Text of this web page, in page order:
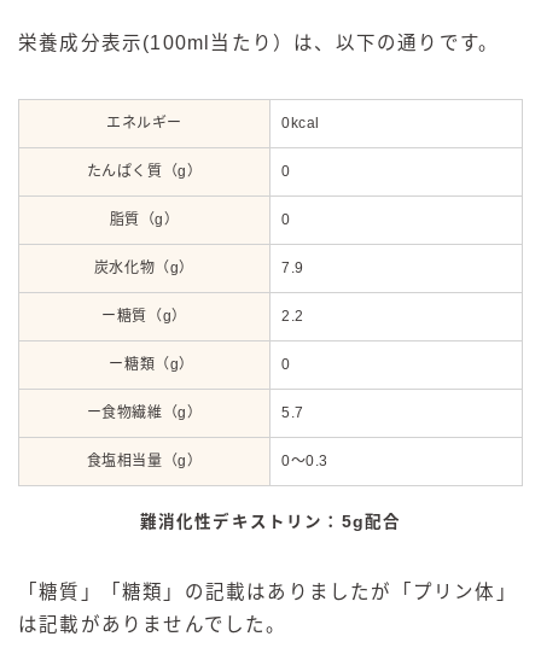
栄養成分表示(100ml当たり）は、以下の通りです。
エネルギー 0kcal
たんぱく質（g） 0
脂質（g） 0
炭水化物（g） 7.9
ー糖質（g） 2.2
ー糖類（g） 0
ー食物繊維（g） 5.7
食塩相当量（g） 0～0.3
難消化性デキストリン：5g配合
「糖質」「糖類」の記載はありましたが「プリン体」
は記載がありませんでした。